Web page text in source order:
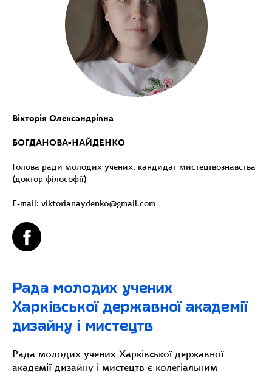
Вікторія Олександрівна
БОГДАНОВА-НАЙДЕНКО
Голова ради молодих учених, кандидат мистецтвознавства
(доктор філософії)
E-mail: viktorianaydenko@gmail.com
Рада молодих учених
Харківської державної академії
дизайну і мистецтв
Рада молодих учених Харківської державної
академії дизайну і мистецтв є колегіальним